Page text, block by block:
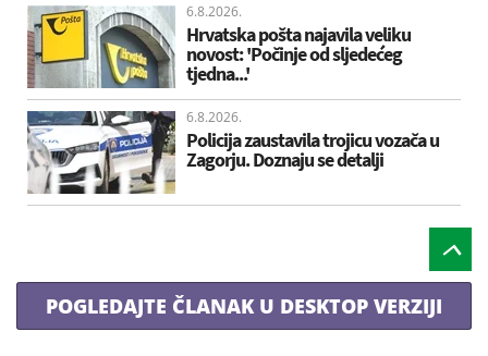
6.8.2026.
Hrvatska pošta najavila veliku
novost: 'Počinje od sljedećeg
tjedna...'
6.8.2026.
Policija zaustavila trojicu vozača u
Zagorju. Doznaju se detalji
POGLEDAJTE ČLANAK U DESKTOP VERZIJI